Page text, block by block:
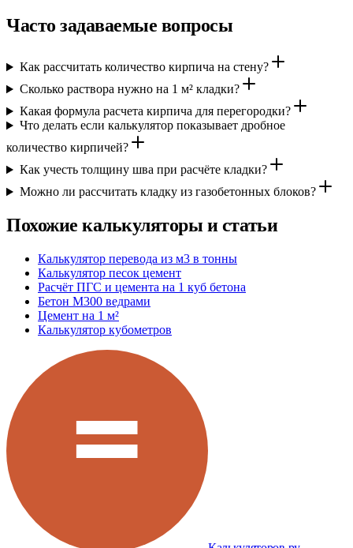
Часто задаваемые вопросы
Как рассчитать количество кирпича на стену?
Сколько раствора нужно на 1 м² кладки?
Какая формула расчета кирпича для перегородки?
Что делать если калькулятор показывает дробное
количество кирпичей?
Как учесть толщину шва при расчёте кладки?
Можно ли рассчитать кладку из газобетонных блоков?
Похожие калькуляторы и статьи
Калькулятор перевода из м3 в тонны
Калькулятор песок цемент
Расчёт ПГС и цемента на 1 куб бетона
Бетон М300 ведрами
Цемент на 1 м²
Калькулятор кубометров